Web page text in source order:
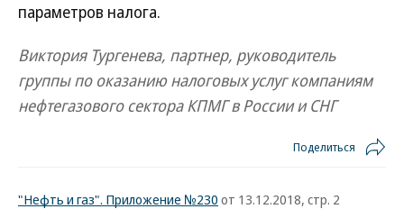
параметров налога.
Виктория Тургенева, партнер, руководитель
группы по оказанию налоговых услуг компаниям
нефтегазового сектора КПМГ в России и СНГ
Поделиться
"Нефть и газ". Приложение №230 от 13.12.2018, стр. 2